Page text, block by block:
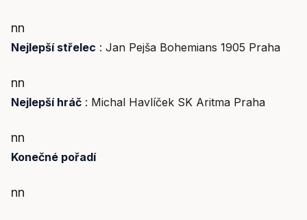
nn
Nejlepší střelec : Jan Pejša Bohemians 1905 Praha
nn
Nejlepší hráč : Michal Havlíček SK Aritma Praha
nn
Konečné pořadí
nn